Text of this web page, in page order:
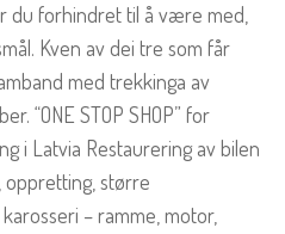
du forhindret til å være med,
Kven av dei tre som får
med trekkinga av
“ONE STOP SHOP” for
i Latvia Restaurering av bilen
oppretting, større
– ramme, motor,